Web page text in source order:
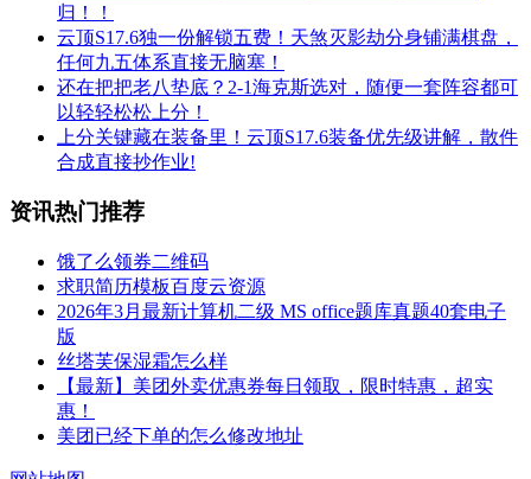
归！！
云顶S17.6独一份解锁五费！天煞灭影劫分身铺满棋盘，
任何九五体系直接无脑塞！
还在把把老八垫底？2-1海克斯选对，随便一套阵容都可
以轻轻松松上分！
上分关键藏在装备里！云顶S17.6装备优先级讲解，散件
合成直接抄作业!
资讯热门推荐
饿了么领券二维码
求职简历模板百度云资源
2026年3月最新计算机二级 MS office题库真题40套电子
版
丝塔芙保湿霜怎么样
【最新】美团外卖优惠券每日领取，限时特惠，超实
惠！
美团已经下单的怎么修改地址